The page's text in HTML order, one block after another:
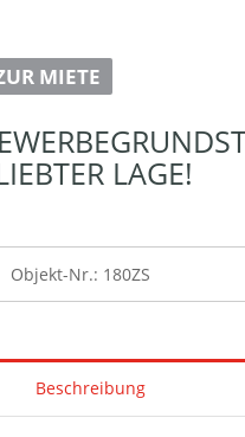
MIETE
LAGE!
Objekt-Nr.: 180ZS
Beschreibung